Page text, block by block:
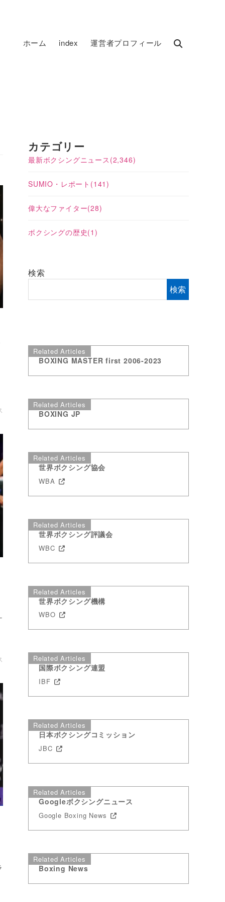
ホーム index 運営者プロフィール
カテゴリー
最新ボクシングニュース (2,346)
SUMIO・レポート (141)
偉大なファイター(28)
ボクシングの歴史(1)
検索
検索
Related Articles
BOXING MASTER first 2006-2023
Related Articles
BOXING JP
Related Articles
世界ボクシング協会
WBA
Related Articles
世界ボクシング評議会
WBC
Related Articles
世界ボクシング機構
WBO
Related Articles
国際ボクシング連盟
IBF
Related Articles
日本ボクシングコミッション
JBC
Related Articles
Googleボクシングニュース
Google Boxing News
Related Articles
Boxing News